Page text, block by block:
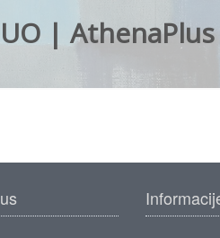
| AthenaPlus